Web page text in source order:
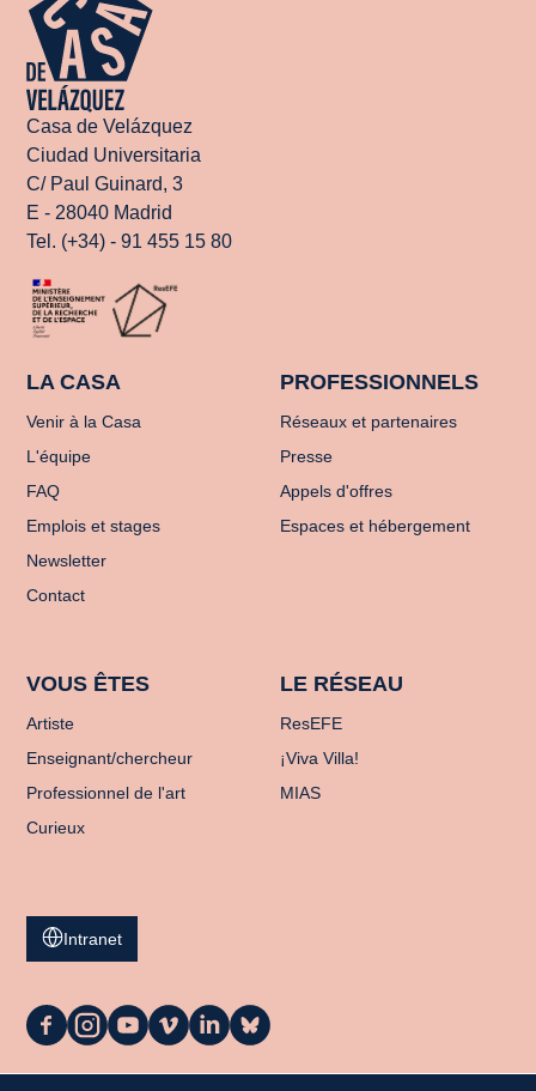
Casa de Velázquez
Ciudad Universitaria
C/ Paul Guinard, 3
E - 28040 Madrid
Tel. (+34) - 91 455 15 80
LA CASA
Venir à la Casa
L'équipe
FAQ
Emplois et stages
Newsletter
Contact
PROFESSIONNELS
Réseaux et partenaires
Presse
Appels d'offres
Espaces et hébergement
VOUS ÊTES
Artiste
Enseignant/chercheur
Professionnel de l'art
Curieux
LE RÉSEAU
ResEFE
¡Viva Villa!
MIAS
Intranet
La
sur
La
sur
La
sur
La
sur
La
sur
La
sur